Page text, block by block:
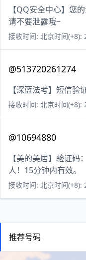
【QQ安全中心】您
请不要泄露哦~
接收时间: 北京时间
@513720261274
【深蓝法考】短信验
接收时间: 北京时间
@10694880
【美的美居】验证
人！15分钟内有效。
接收时间: 北京时间
推荐号码